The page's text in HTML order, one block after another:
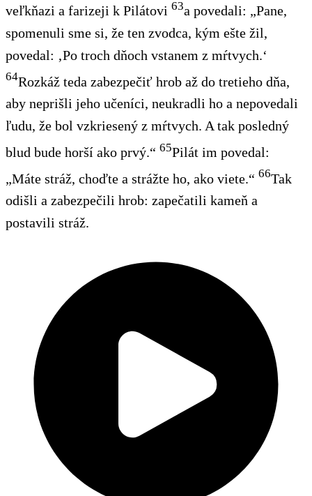
veľkňazi a farizeji k Pilátovi 63a povedali: „Pane,
spomenuli sme si, že ten zvodca, kým ešte žil,
povedal: ‚Po troch dňoch vstanem z mŕtvych.‘
64Rozkáž teda zabezpečiť hrob až do tretieho dňa,
aby neprišli jeho učeníci, neukradli ho a nepovedali
ľudu, že bol vzkriesený z mŕtvych. A tak posledný
blud bude horší ako prvý.“ 65Pilát im povedal:
„Máte stráž, choďte a strážte ho, ako viete.“ 66Tak
odišli a zabezpečili hrob: zapečatili kameň a
postavili stráž.